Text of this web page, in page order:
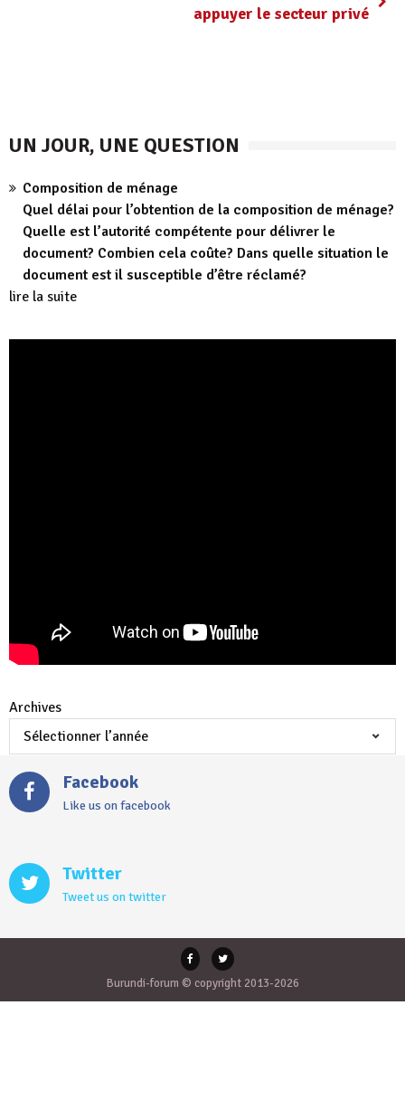
appuyer le secteur privé
UN JOUR, UNE QUESTION
Composition de ménage
Quel délai pour l’obtention de la composition de ménage?
Quelle est l’autorité compétente pour délivrer le
document? Combien cela coûte? Dans quelle situation le
document est il susceptible d’être réclamé?
lire la suite
Archives
Facebook
Like us on facebook
Twitter
Tweet us on twitter
Burundi-forum © copyright 2013-2026